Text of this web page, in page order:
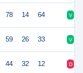
78 14 64 V
59 26 33 V
44 32 12 D